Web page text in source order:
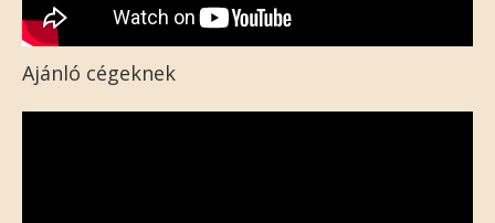
Ajánló cégeknek